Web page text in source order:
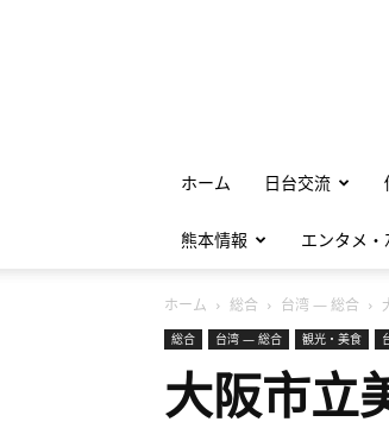
ホーム 日台交流
熊本情報 エンタメ・
ホーム 総合 台湾 — 総合
総合 台湾 — 総合 観光・美食
大阪市立